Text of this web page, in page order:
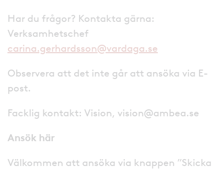
Har du frågor? Kontakta gärna:
Verksamhetschef
carina.gerhardsson@vardaga.se
Observera att det inte går att ansöka via E-
post.
Facklig kontakt: Vision, vision@ambea.se
Ansök här
Välkommen att ansöka via knappen ”Skicka